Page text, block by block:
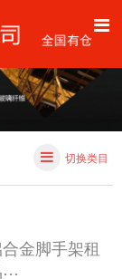
切换类目
金脚手架租